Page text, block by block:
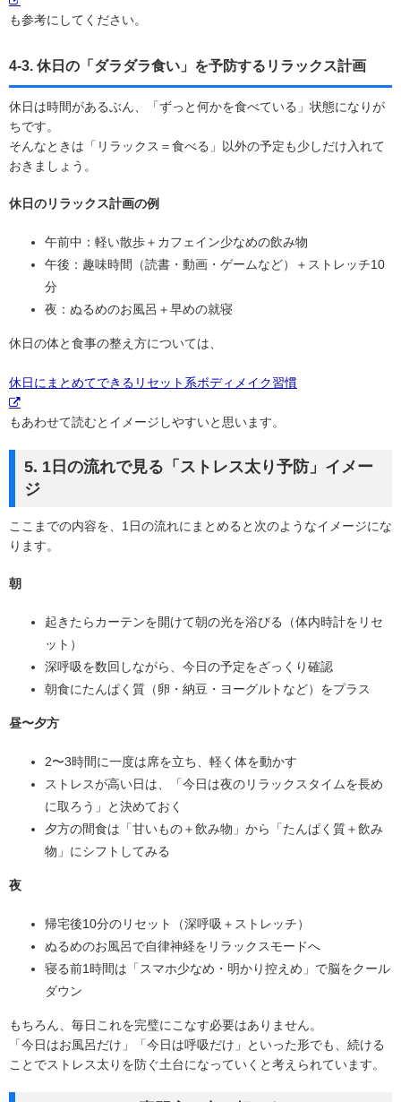
も参考にしてください。
4-3. 休日の「ダラダラ食い」を予防するリラックス計画
休日は時間があるぶん、「ずっと何かを食べている」状態になりが
ちです。
そんなときは「リラックス＝食べる」以外の予定も少しだけ入れて
おきましょう。
休日のリラックス計画の例
午前中：軽い散歩＋カフェイン少なめの飲み物
午後：趣味時間（読書・動画・ゲームなど）＋ストレッチ10
分
夜：ぬるめのお風呂＋早めの就寝
休日の体と食事の整え方については、
休日にまとめてできるリセット系ボディメイク習慣
もあわせて読むとイメージしやすいと思います。
5. 1日の流れで見る「ストレス太り予防」イメー
ジ
ここまでの内容を、1日の流れにまとめると次のようなイメージにな
ります。
朝
起きたらカーテンを開けて朝の光を浴びる（体内時計をリセ
ット）
深呼吸を数回しながら、今日の予定をざっくり確認
朝食にたんぱく質（卵・納豆・ヨーグルトなど）をプラス
昼〜夕方
2〜3時間に一度は席を立ち、軽く体を動かす
ストレスが高い日は、「今日は夜のリラックスタイムを長め
に取ろう」と決めておく
夕方の間食は「甘いもの＋飲み物」から「たんぱく質＋飲み
物」にシフトしてみる
夜
帰宅後10分のリセット（深呼吸＋ストレッチ）
ぬるめのお風呂で自律神経をリラックスモードへ
寝る前1時間は「スマホ少なめ・明かり控えめ」で脳をクール
ダウン
もちろん、毎日これを完璧にこなす必要はありません。
「今日はお風呂だけ」「今日は呼吸だけ」といった形でも、続ける
ことでストレス太りを防ぐ土台になっていくと考えられています。